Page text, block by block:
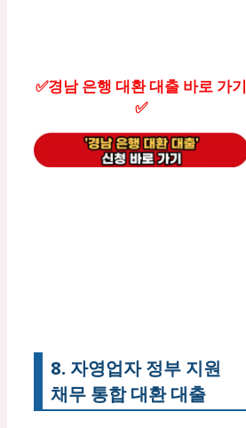
✅경남 은행 대환 대출 바로 가기
✅
8. 자영업자 정부 지원
채무 통합 대환 대출